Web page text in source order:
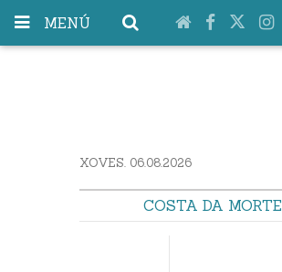
MENÚ
XOVES. 06.08.2026
COSTA DA MORTE